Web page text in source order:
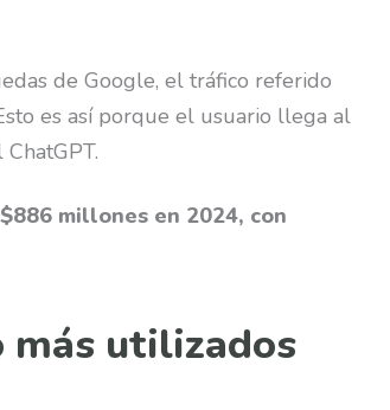
de Google, el tráfico referido
es así porque el usuario llega al
millones en 2024, con
más utilizados